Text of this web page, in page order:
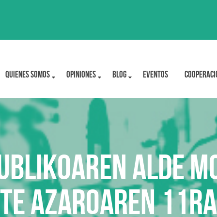
Quienes Somos OPINIONES BLOG Eventos
alde
azaroaren